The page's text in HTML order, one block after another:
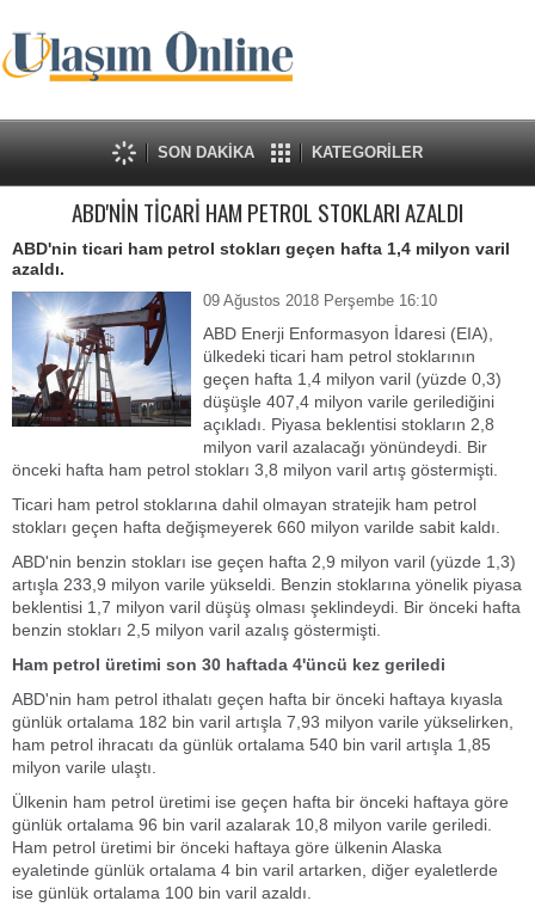
SON DAKİKA KATEGORİLER
ABD'NİN TİCARİ HAM PETROL STOKLARI AZALDI
ABD'nin ticari ham petrol stokları geçen hafta 1,4 milyon varil
azaldı.
09 Ağustos 2018 Perşembe 16:10
ABD Enerji Enformasyon İdaresi (EIA),
ülkedeki ticari ham petrol stoklarının
geçen hafta 1,4 milyon varil (yüzde 0,3)
düşüşle 407,4 milyon varile gerilediğini
açıkladı. Piyasa beklentisi stokların 2,8
milyon varil azalacağı yönündeydi. Bir
önceki hafta ham petrol stokları 3,8 milyon varil artış göstermişti.
Ticari ham petrol stoklarına dahil olmayan stratejik ham petrol
stokları geçen hafta değişmeyerek 660 milyon varilde sabit kaldı.
ABD'nin benzin stokları ise geçen hafta 2,9 milyon varil (yüzde 1,3)
artışla 233,9 milyon varile yükseldi. Benzin stoklarına yönelik piyasa
beklentisi 1,7 milyon varil düşüş olması şeklindeydi. Bir önceki hafta
benzin stokları 2,5 milyon varil azalış göstermişti.
Ham petrol üretimi son 30 haftada 4'üncü kez geriledi
ABD'nin ham petrol ithalatı geçen hafta bir önceki haftaya kıyasla
günlük ortalama 182 bin varil artışla 7,93 milyon varile yükselirken,
ham petrol ihracatı da günlük ortalama 540 bin varil artışla 1,85
milyon varile ulaştı.
Ülkenin ham petrol üretimi ise geçen hafta bir önceki haftaya göre
günlük ortalama 96 bin varil azalarak 10,8 milyon varile geriledi.
Ham petrol üretimi bir önceki haftaya göre ülkenin Alaska
eyaletinde günlük ortalama 4 bin varil artarken, diğer eyaletlerde
ise günlük ortalama 100 bin varil azaldı.